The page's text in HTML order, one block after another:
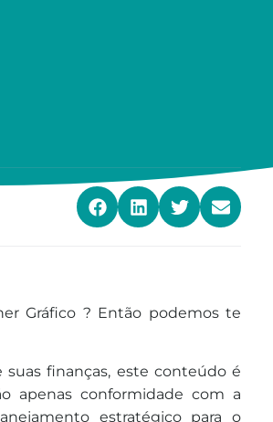
Gráfico ? Então podemos te
finanças, este conteúdo é
apenas conformidade com a
estratégico para o